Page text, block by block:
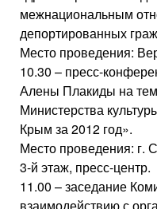
межнациональным
депортированных
Место проведения:
10.30 – пресс-
Алены Плакиды на
Министерства
Крым за 2012 год».
Место проведения: г.
3-й этаж, пресс-центр.
11.00 – заседание
взаимодействию с